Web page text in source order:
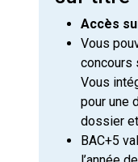
Accès
Vous
concours
Vous
pour une
dossier
BAC+5